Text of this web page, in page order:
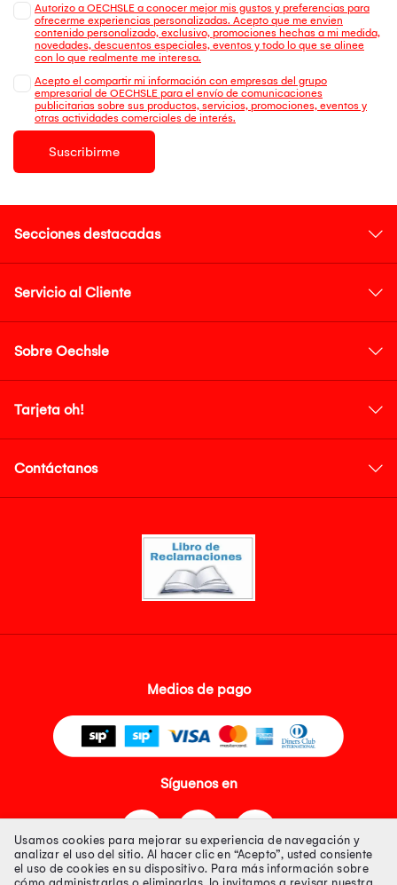
Autorizo a OECHSLE a conocer mejor mis gustos y preferencias para
ofrecerme experiencias personalizadas. Acepto que me envien
contenido personalizado, exclusivo, promociones hechas a mi medida,
novedades, descuentos especiales, eventos y todo lo que se alinee
con lo que realmente me interesa.
Acepto el compartir mi información con empresas del grupo
empresarial de OECHSLE para el envío de comunicaciones
publicitarias sobre sus productos, servicios, promociones, eventos y
otras actividades comerciales de interés.
Suscribirme
Secciones destacadas
Servicio al Cliente
Sobre Oechsle
Tarjeta oh!
Contáctanos
Medios de pago
Síguenos en
Usamos cookies para mejorar su experiencia de navegación y
analizar el uso del sitio. Al hacer clic en “Acepto”, usted consiente
el uso de cookies en su dispositivo. Para más información sobre